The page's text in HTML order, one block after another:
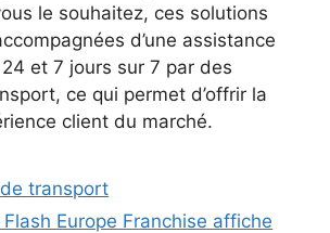
le souhaitez, ces solutions
d’une assistance
et 7 jours sur 7 par des
ce qui permet d’offrir la
client du marché.
transport
Europe Franchise affiche